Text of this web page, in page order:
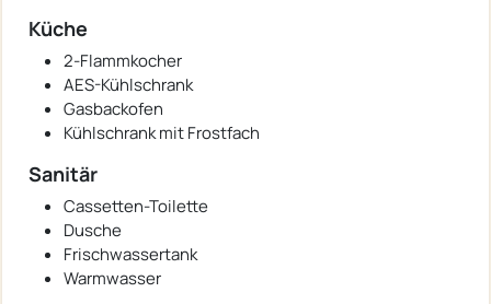
Küche
2-Flammkocher
AES-Kühlschrank
Gasbackofen
Kühlschrank mit Frostfach
Sanitär
Cassetten-Toilette
Dusche
Frischwassertank
Warmwasser